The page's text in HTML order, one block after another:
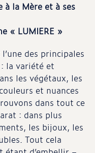
à la Mère et à ses
« LUMIERE »
des principales
la variété et
les végétaux, les
et nuances
dans tout ce
: dans plus
les bijoux, les
Tout cela